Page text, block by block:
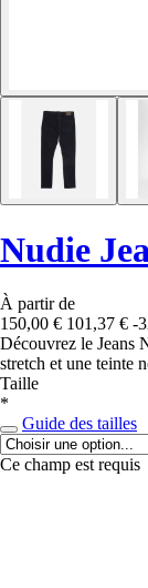
Nudie
À partir de
150,00 € 101,37 € -
Découvrez le Jeans
stretch et une teinte
Taille
*
Guide des tailles
Ce champ est requis